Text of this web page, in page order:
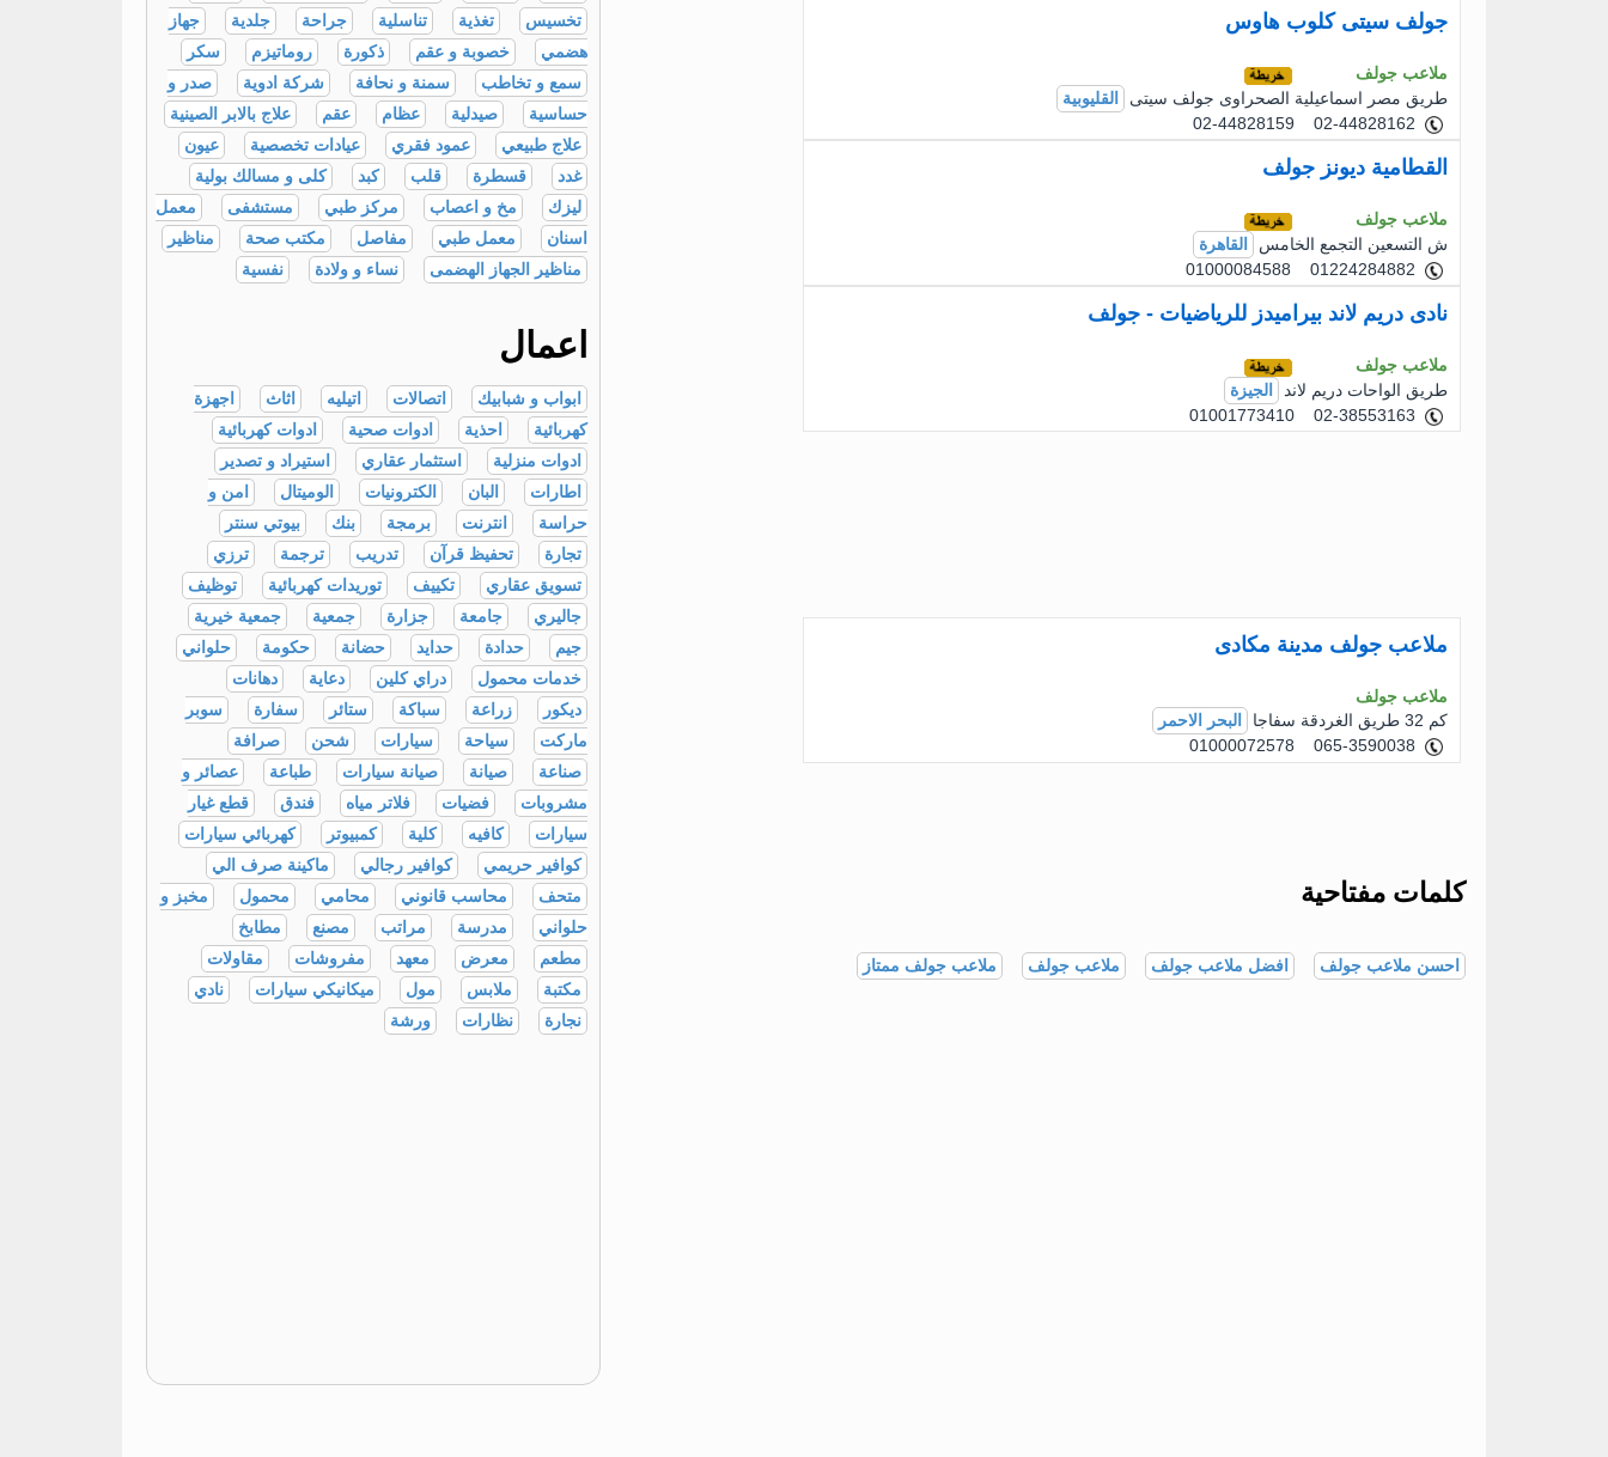
تخسيس
تغذية تناسلية جراحة جلدية
جهاز
هضمي
خصوبة و عقم ذكورة روماتيزم
سكر
سمع و تخاطب
سمنة و نحافة شركة ادوية
صدر و
حساسية
صيدلية عظام عقم
علاج بالابر الصينية
علاج طبيعي
عمود فقري عيادات تخصصية
عيون
غدد
قسطرة قلب كبد
كلى و مسالك بولية
ليزك
مخ و اعصاب مركز طبي مستشفى
معمل
اسنان
معمل طبي مفاصل مكتب صحة
مناظير
مناظير الجهاز الهضمى
نساء و ولادة نفسية
اعمال
ابواب و شبابيك اتصالات اتيليه اثاث
اجهزة
كهربائية
احذية ادوات صحية
ادوات كهربائية
ادوات منزلية
استثمار عقاري
استيراد و تصدير
اطارات
البان الكترونيات الوميتال
امن و
حراسة
انترنت برمجة بنك
بيوتي سنتر
تجارة
تحفيظ قرآن تدريب ترجمة
ترزي
تسويق عقاري
تكييف توريدات كهربائية
توظيف
جاليري
جامعة جزارة جمعية
جمعية خيرية
جيم
حدادة حدايد حضانة حكومة
حلواني
خدمات محمول
دراي كلين دعاية
دهانات
ديكور
زراعة سباكة ستائر سفارة
سوبر
ماركت
سياحة سيارات شحن
صرافة
صناعة
صيانة صيانة سيارات طباعة
عصائر و
مشروبات
فضيات فلاتر مياه فندق
قطع غيار
سيارات
كافيه كلية كمبيوتر
كهربائي سيارات
كوافير حريمي
كوافير رجالي
ماكينة صرف الي
متحف
محاسب قانوني محامي محمول
مخبز و
حلواني
مدرسة مراتب مصنع
مطابخ
مطعم
معرض معهد مفروشات
مقاولات
مكتبة
ملابس مول ميكانيكي سيارات
نادي
نجارة
نظارات ورشة
جولف سيتى كلوب هاوس
ملاعب جولف
طريق مصر اسماعيلية الصحراوى جولف سيتى
القليوبية
02-44828159 02-44828162
القطامية ديونز جولف
ملاعب جولف
ش التسعين التجمع الخامس
القاهرة
01000084588 01224284882
نادى دريم لاند بيراميدز للرياضيات - جولف
ملاعب جولف
طريق الواحات دريم لاند
الجيزة
01001773410 02-38553163
ملاعب جولف مدينة مكادى
ملاعب جولف
كم 32 طريق الغردقة سفاجا
البحر الاحمر
01000072578 065-3590038
كلمات مفتاحية
احسن ملاعب جولف افضل ملاعب جولف ملاعب جولف ملاعب جولف ممتاز